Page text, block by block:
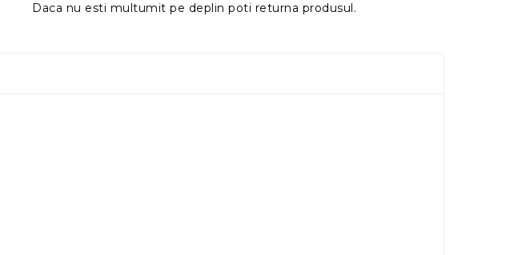
Daca nu esti multumit pe deplin poti returna produsul.